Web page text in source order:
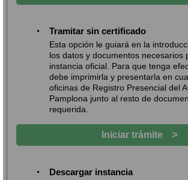
Tramitar sin certificado
Esta opción le guiará en la
los datos y documentos necesarios
instancia oficial. Para que tenga
debe imprimirla y presentarla en
oficinas de Registro Presencial del
Pamplona junto al resto de
requerida.
Iniciar trámite >
Descargar instancia